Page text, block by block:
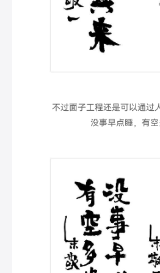
不过面子工程还是可以通过
没事早点睡，有空